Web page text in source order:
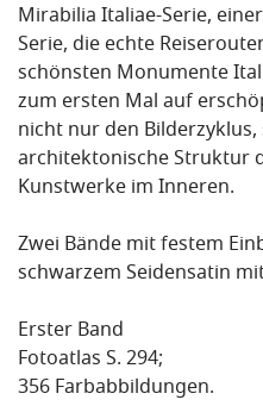
Mirabilia Italiae-Serie,
Serie, die echte
schönsten Monumente
zum ersten Mal auf
nicht nur den
architektonische Struktur
Kunstwerke im Inneren.
Zwei Bände mit festem
schwarzem Seidensatin
Erster Band
Fotoatlas S. 294;
356 Farbabbildungen.